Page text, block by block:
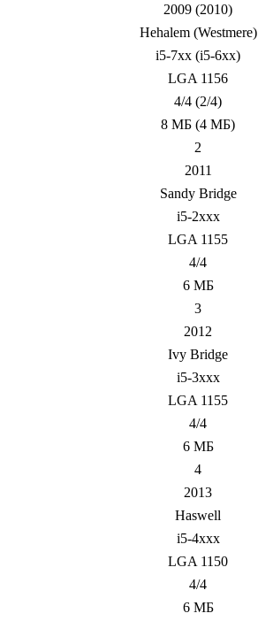
2009 (2010)
Hehalem (Westmere)
i5-7xx (i5-6xx)
LGA 1156
4/4 (2/4)
8 МБ (4 МБ)
2
2011
Sandy Bridge
i5-2xxx
LGA 1155
4/4
6 МБ
3
2012
Ivy Bridge
i5-3xxx
LGA 1155
4/4
6 МБ
4
2013
Haswell
i5-4xxx
LGA 1150
4/4
6 МБ